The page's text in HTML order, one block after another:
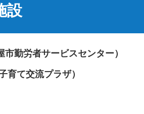
設
勤労者サービスセンター）
育て交流プラザ）